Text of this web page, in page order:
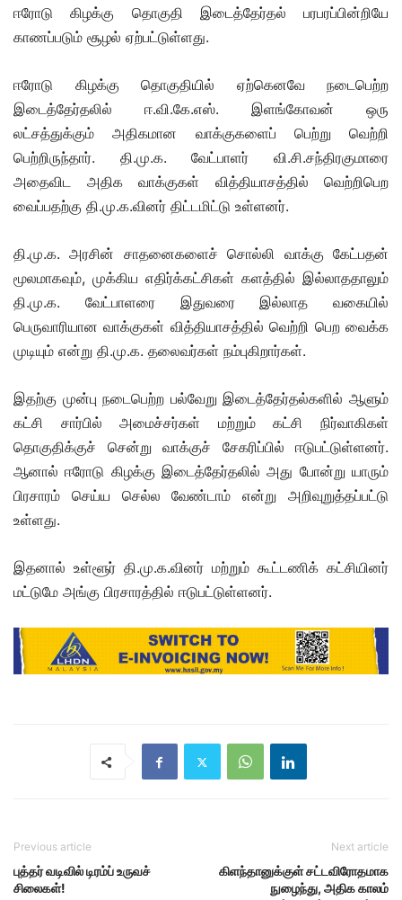
ஈரோடு கிழக்கு தொகுதி இடைத்தேர்தல் பரபரப்பின்றியே
காணப்படும் சூழல் ஏற்பட்டுள்ளது.
ஈரோடு கிழக்கு தொகுதியில் ஏற்கெனவே நடைபெற்ற
இடைத்தேர்தலில் ஈ.வி.கே.எஸ். இளங்கோவன் ஒரு
லட்சத்துக்கும் அதிகமான வாக்குகளைப் பெற்று வெற்றி
பெற்றிருந்தார். தி.மு.க. வேட்பாளர் வி.சி.சந்திரகுமாரை
அதைவிட அதிக வாக்குகள் வித்தியாசத்தில் வெற்றிபெற
வைப்பதற்கு தி.மு.க.வினர் திட்டமிட்டு உள்ளனர்.
தி.மு.க. அரசின் சாதனைகளைச் சொல்லி வாக்கு கேட்பதன்
மூலமாகவும், முக்கிய எதிர்க்கட்சிகள் களத்தில் இல்லாததாலும்
தி.மு.க. வேட்பாளரை இதுவரை இல்லாத வகையில்
பெருவாரியான வாக்குகள் வித்தியாசத்தில் வெற்றி பெற வைக்க
முடியும் என்று தி.மு.க. தலைவர்கள் நம்புகிறார்கள்.
இதற்கு முன்பு நடைபெற்ற பல்வேறு இடைத்தேர்தல்களில் ஆளும்
கட்சி சார்பில் அமைச்சர்கள் மற்றும் கட்சி நிர்வாகிகள்
தொகுதிக்குச் சென்று வாக்குச் சேகரிப்பில் ஈடுபட்டுள்ளனர்.
ஆனால் ஈரோடு கிழக்கு இடைத்தேர்தலில் அது போன்று யாரும்
பிரசாரம் செய்ய செல்ல வேண்டாம் என்று அறிவுறுத்தப்பட்டு
உள்ளது.
இதனால் உள்ளூர் தி.மு.க.வினர் மற்றும் கூட்டணிக் கட்சியினர்
மட்டுமே அங்கு பிரசாரத்தில் ஈடுபட்டுள்ளனர்.
Previous article
புத்தர் வடிவில் டிரம்ப் உருவச்
சிலைகள்!
Next article
கிளந்தானுக்குள் சட்டவிரோதமாக
நுழைந்து, அதிக காலம்